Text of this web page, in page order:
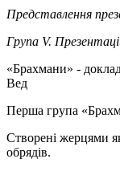
Представлення
Група V.
«Брахмани» -
Вед
Перша група
Створені жерцями
обрядів.